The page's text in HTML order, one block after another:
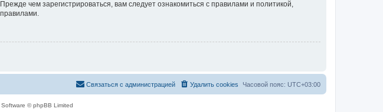
чем зарегистрироваться, вам следует ознакомиться с правилами и политикой,
Часовой пояс: UTC+03:00
Удалить cookies
Связаться с администрацией
© phpBB Limited